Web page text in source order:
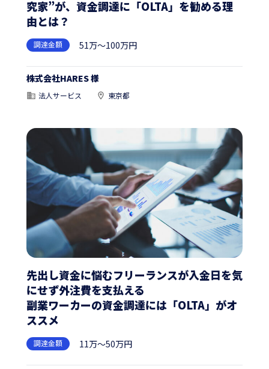
究家”が、資金調達に「OLTA」を勧める理
由とは？
調達金額 51万～100万円
株式会社HARES 様
法人サービス 東京都
先出し資金に悩むフリーランスが入金日を気
にせず外注費を支払える
副業ワーカーの資金調達には「OLTA」がオ
ススメ
調達金額 11万～50万円